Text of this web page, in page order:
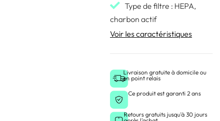
Type de filtre : HEPA,
charbon actif
Voir les caractéristiques
Livraison gratuite à domicile ou
en point relais
Ce produit est garanti 2 ans
Retours gratuits jusqu'à 30 jours